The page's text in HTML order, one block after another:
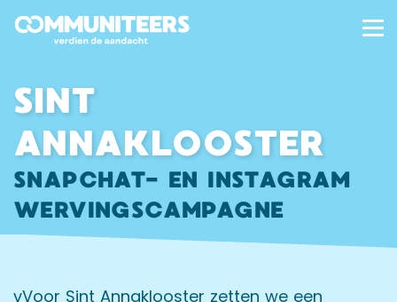
SINT
ANNAKLOOSTER
SNAPCHAT- EN INSTAGRAM
WERVINGSCAMPAGNE
vVoor Sint Annaklooster zetten we een